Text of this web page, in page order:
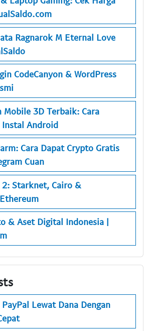
Ragnarok M Eternal Love
CodeCanyon & WordPress
Mobile 3D Terbaik: Cara
Android
Cara Dapat Crypto Gratis
Cuan
Starknet, Cairo &
& Aset Digital Indonesia |
Lewat Dana Dengan